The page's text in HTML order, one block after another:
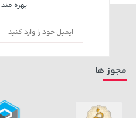
4,780,000
خرید
بهره
مجوز ها